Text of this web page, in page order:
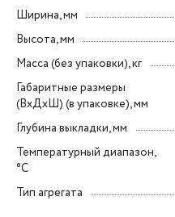
Ширина, мм
Высота, мм
Масса (без упаковки), кг
Габаритные размеры
(ВxДxШ) (в упаковке), мм
Глубина выкладки, мм
Температурный диапазон,
°C
Тип агрегата